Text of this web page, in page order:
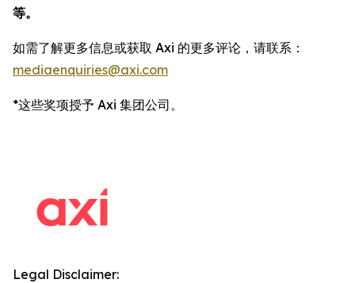
等。
如需了解更多信息或获取 Axi 的更多评论，请联系：
mediaenquiries@axi.com
*这些奖项授予 Axi 集团公司。
Legal Disclaimer: